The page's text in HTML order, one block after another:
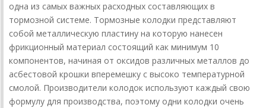
одна из самых важных расходных составляющих в
тормозной системе. Тормозные колодки представляют
собой металлическую пластину на которую нанесен
фрикционный материал состоящий как минимум 10
компонентов, начиная от оксидов различных металлов до
асбестовой крошки вперемешку с высоко температурной
смолой. Производители колодок используют каждый свою
формулу для производства, поэтому одни колодки очень